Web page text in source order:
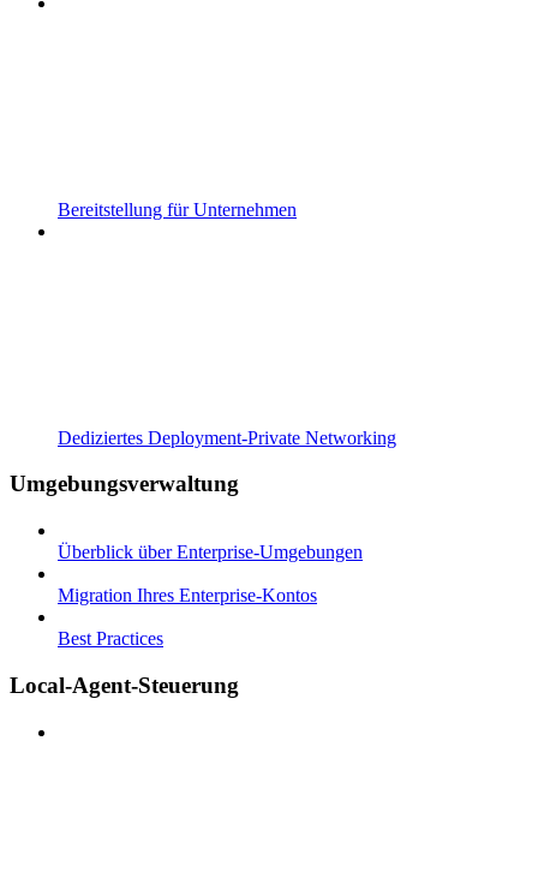
Bereitstellung für Unternehmen
Dediziertes Deployment-Private Networking
Umgebungsverwaltung
Überblick über Enterprise-Umgebungen
Migration Ihres Enterprise-Kontos
Best Practices
Local-Agent-Steuerung